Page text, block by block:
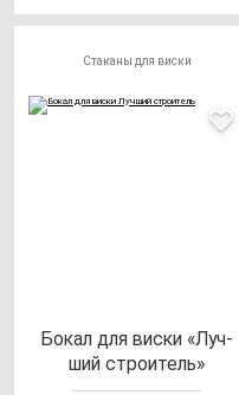
Стаканы для виски
Бокал для вис­ки «Луч­
ший стро­итель»